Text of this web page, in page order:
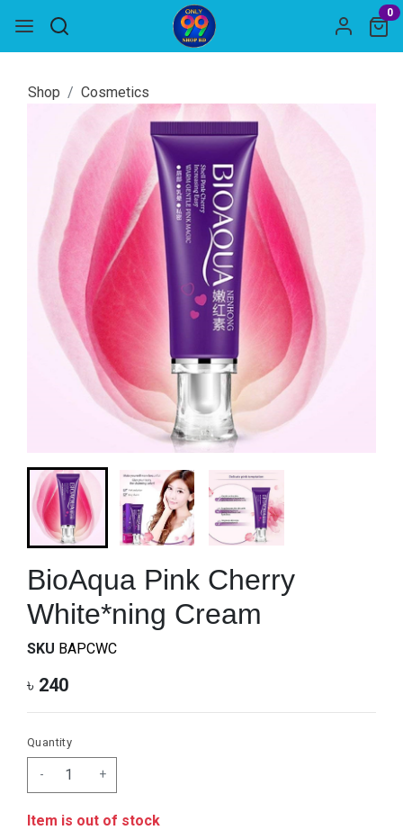
0
Shop Cosmetics
BioAqua Pink Cherry
White*ning Cream
SKU BAPCWC
৳ 240
Quantity
- +
Item is out of stock